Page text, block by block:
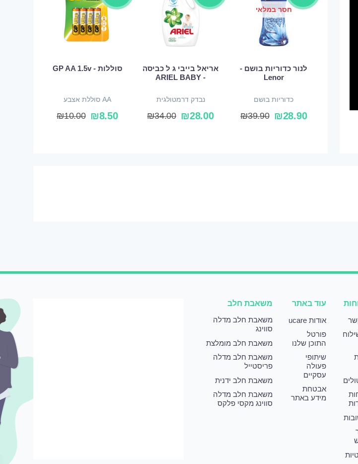
חסר במלאי
לנור כדוריות בושם -
Lenor
כדוריות בושם
₪28.90
₪39.90
אריאל בייבי ג ל כביסה
- ARIEL BABY
נבדק דרמטולגית
₪28.00
₪34.00
סוללות - GP AA 1.5v
AA סוללת אצבע
₪8.50
₪10.00
עוד באתר
אודות ucare
פורטל
התוכן שלנו
שיתופי
פעולה
עסקיים
אבטחת
מידע באתר
משאבת חלב
משאבת חלב מדלה
סווינג
משאבת חלב מומלצת
משאבת חלב מדלה
פריסטייל
משאבת חלב ידנית
משאבת חלב מדלה
סווינג מקסי פלקס